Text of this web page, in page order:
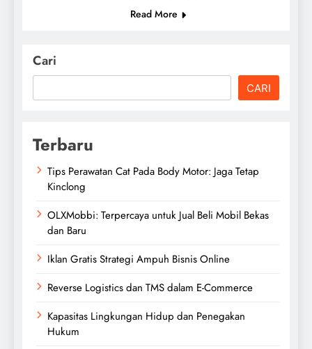
Read More
Cari
CARI
Terbaru
Tips Perawatan Cat Pada Body Motor: Jaga Tetap
Kinclong
OLXMobbi: Terpercaya untuk Jual Beli Mobil Bekas
dan Baru
Iklan Gratis Strategi Ampuh Bisnis Online
Reverse Logistics dan TMS dalam E-Commerce
Kapasitas Lingkungan Hidup dan Penegakan
Hukum